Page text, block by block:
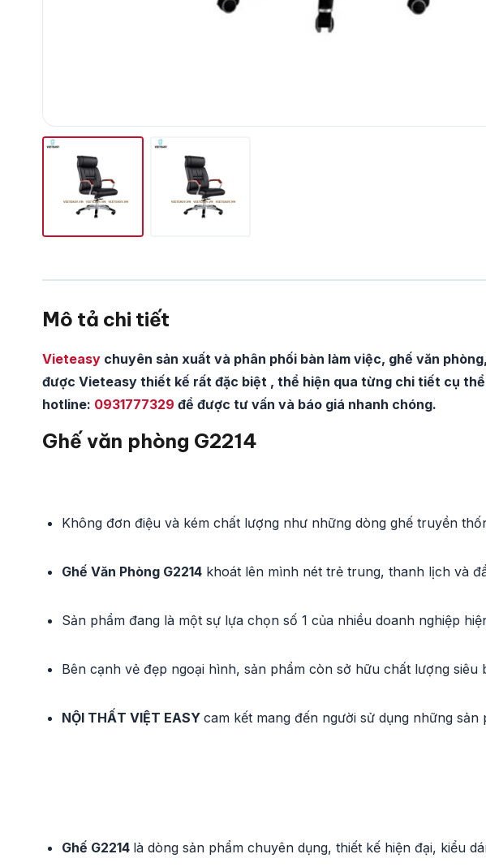
Mô tả chi tiết
Vieteasy chuyên sản xuất và phân phối bàn làm việc, ghế văn
được Vieteasy thiết kế rất đặc biệt , thể hiện qua từng chi tiết cụ
hotline: 0931777329 để được tư vấn và báo giá nhanh chóng.
Ghế văn phòng G2214
Không đơn điệu và kém chất lượng như những dòng ghế truyền
Ghế Văn Phòng G2214 khoát lên mình nét trẻ trung, thanh lịch và
Sản phẩm đang là một sự lựa chọn số 1 của nhiều doanh nghiệp
Bên cạnh vẻ đẹp ngoại hình, sản phẩm còn sở hữu chất lượng siêu
NỘI THẤT VIỆT EASY cam kết mang đến người sử dụng những sản
Ghế G2214 là dòng sản phẩm chuyên dụng, thiết kế hiện đại, kiểu